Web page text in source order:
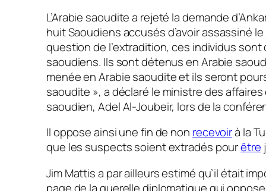
L’Arabie saoudite a rejeté la demande
huit Saoudiens accusés d’avoir assassiné
question de l’extradition, ces individus
saoudiens. Ils sont détenus en Arabie
menée en Arabie saoudite et ils seront
saoudite », a déclaré le ministre des
saoudien, Adel Al-Joubeir, lors de la
Il oppose ainsi une fin de non recevoirà la
que les suspects soient extradés pourêtre
Jim Mattis a par ailleurs estimé qu’il était